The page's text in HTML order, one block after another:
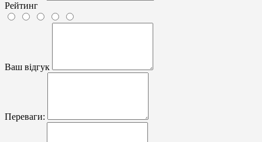
Рейтинг
Ваш відгук
Переваги: